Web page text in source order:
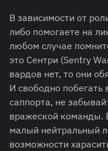
В зависимости от
либо помогаете на
любом случае
это Сентри (Sentry
вардов нет, то они
И свободно побегать
саппорта, не
вражеской команды.
малый нейтральный
возможности